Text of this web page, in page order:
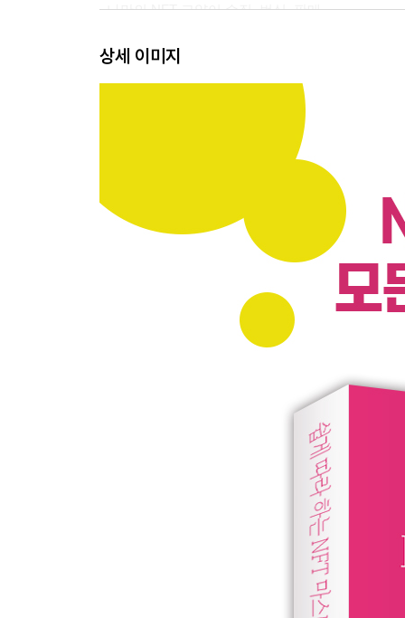
_나만의 NFT 고양이 수집, 번식, 판매
CHAPTER 3 NFT의 현황
_6900만 달러짜리 NFT 뜯어보기
PART 2 NFT의 구매와 판매
_NFT 매매에 관한 모든 것
_메타마스크 핫 월렛의 위험성
_메타마스크 지갑 사용법
상세 이미지